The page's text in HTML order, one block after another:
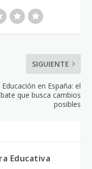
SIGUIENTE
Educación en España: el
que busca cambios
posibles
Educativa